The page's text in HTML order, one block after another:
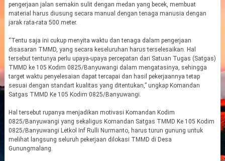
pengerjaan jalan semakin sulit dengan medan yang becek, membuat
material harus diusung secara manual dengan tenaga manusia dengan
jarak rata-rata 500 meter.
“Tentu saja ini cukup menyita waktu dan tenaga dalam pengerjaan
disasaran TMMD, yang secara keseluruhan harus terselesaikan. Hal
tersebut tentunya perlu upaya-upaya percepatan dari Satuan Tugas (Satgas)
TMMD ke 105 Kodim 0825/Banyuwangi dalam mengatasinya, sehingga
target waktu penyelesaian dapat tercapai dan hasil pekerjaannya tetap
sesuai dengan standart kualitas yang ditentukan,” ungkap Komandan
Satgas TMMD Ke 105 Kodim 0825/Banyuwangi.
Hal tersebut rupanya menjadikan motivasi Komandan Kodim
0825/Banyuwangi yang sekaligus Komandan Satgas TMMD Ke 105 Kodim
0825/Banyuwangi Letkol Inf Rulli Nurmanto, harus turun gunung untuk
melihat langsung seluruh pekerjaan dilokasi TMMD di Desa
Gunungmalang.